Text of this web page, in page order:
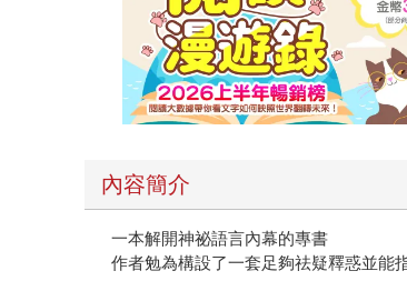
內容簡介
一本解開神祕語言內幕的專書
作者勉為構設了一套足夠祛疑釋惑並能